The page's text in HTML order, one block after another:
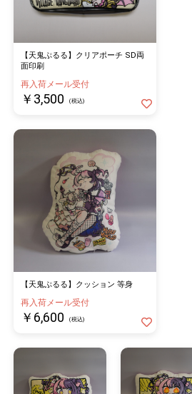
【天鬼ぷるる】クリアポーチ SD両
面印刷
再入荷メール受付
￥3,500 (税込)
【天鬼ぷるる】クッション 等身
再入荷メール受付
￥6,600 (税込)